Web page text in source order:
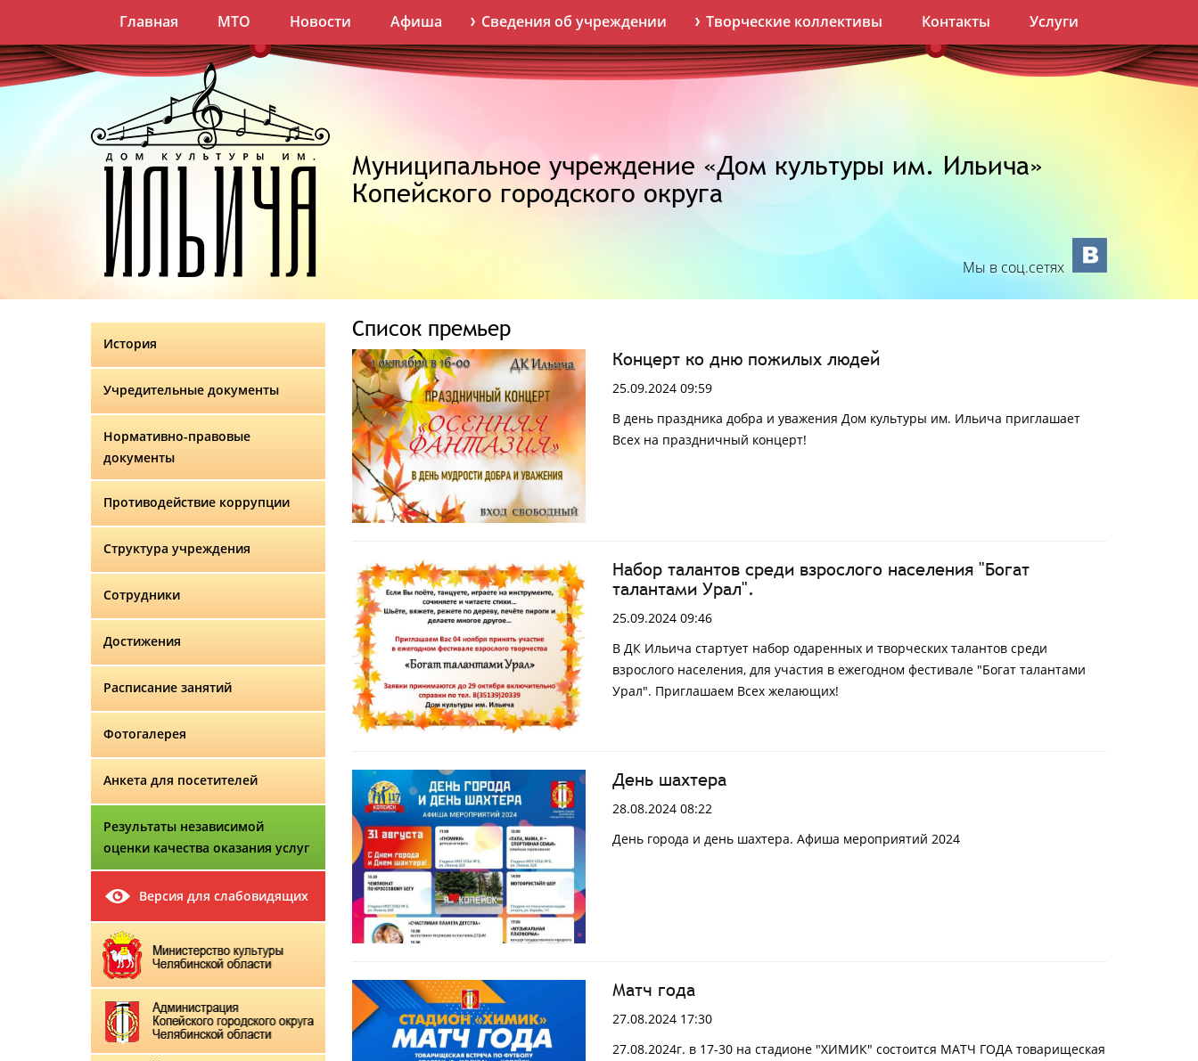
Главная МТО Новости Афиша Сведения об учреждении Творческие коллективы Контакты Услуги
Муниципальное учреждение «Дом культуры им. Ильича»
Копейского городского округа
Мы в соц.сетях
История
Учредительные документы
Нормативно-правовые
документы
Противодействие коррупции
Структура учреждения
Сотрудники
Достижения
Расписание занятий
Фотогалерея
Анкета для посетителей
Результаты независимой
оценки качества оказания услуг
Версия для слабовидящих
Список премьер
Концерт ко дню пожилых людей
25.09.2024 09:59
В день праздника добра и уважения Дом культуры им. Ильича приглашает
Всех на праздничный концерт!
Набор талантов среди взрослого населения "Богат
талантами Урал".
25.09.2024 09:46
В ДК Ильича стартует набор одаренных и творческих талантов среди
взрослого населения, для участия в ежегодном фестивале "Богат талантами
Урал". Приглашаем Всех желающих!
День шахтера
28.08.2024 08:22
День города и день шахтера. Афиша мероприятий 2024
Матч года
27.08.2024 17:30
27.08.2024г. в 17-30 на стадионе "ХИМИК" состоится МАТЧ ГОДА товарищеская